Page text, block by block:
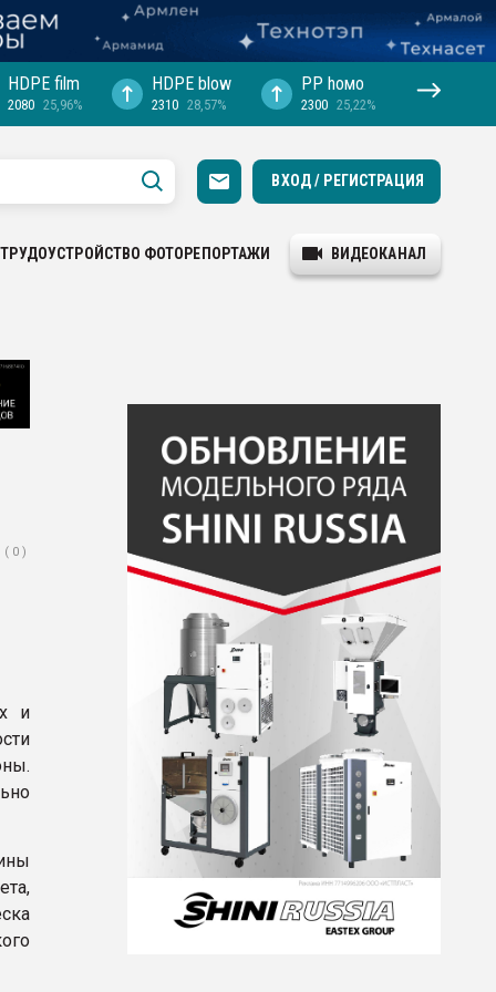
HDPE film
2080 25,96%
HDPE blow
2310 28,57%
PP hомо
2300 25,22%
ВХОД / РЕГИСТРАЦИЯ
ТРУДОУСТРОЙСТВО ФОТОРЕПОРТАЖИ ВИДЕОКАНАЛ
( 0 )
и